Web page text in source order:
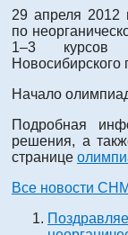
29 апреля 2012
по
1–3 курсов
Новосибирского
Начало
Подробная
решения, а
странице
Все новости СНМ